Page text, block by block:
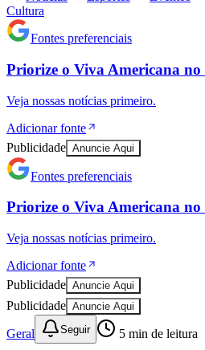
Vitória
Cultura
Fontes preferenciais
Priorize o Viva Americana no
Veja nossas notícias primeiro.
Adicionar fonte
Publicidade Anuncie Aqui
Fontes preferenciais
Priorize o Viva Americana no
Veja nossas notícias primeiro.
Adicionar fonte
Publicidade Anuncie Aqui
Publicidade Anuncie Aqui
Geral Seguir 5 min de leitura